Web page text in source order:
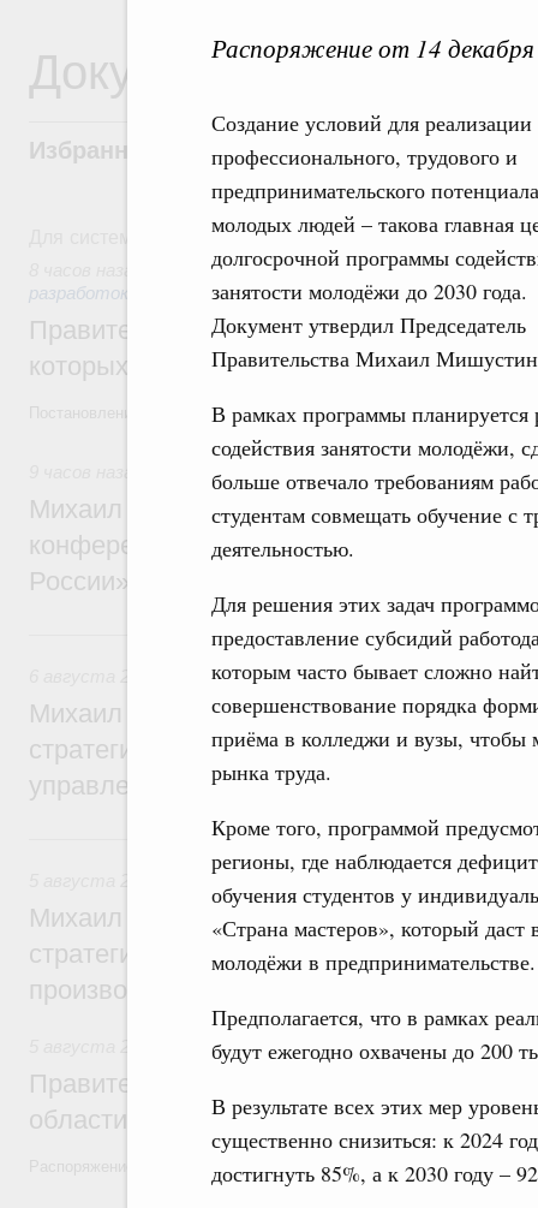
Распоряжение от 14
Создание условий для реализации
профессионального, трудового и
предпринимательского потенциала
молодых людей – такова главная
долгосрочной программы
занятости молодёжи до 2030 года.
Документ утвердил Председатель
Правительства Михаил
В рамках программы планируется
содействия занятости молодёжи,
больше отвечало требованиям
студентам совмещать обучение с
деятельностью.
Для решения этих задач
предоставление субсидий
которым часто бывает сложно
совершенствование порядка
приёма в колледжи и вузы, чтобы
рынка труда.
Кроме того, программой
регионы, где наблюдается
обучения студентов у
«Страна мастеров», который
молодёжи в предпринимательстве.
Предполагается, что в рамках
будут ежегодно охвачены до 200
В результате всех этих мер
существенно снизиться: к 2024
достигнуть 85%, а к 2030 году –
Документы
Избранные документы со справками к
Для системного поиска перейдите в раздел "Поиск по
Государственная политика в сфере
разработок
Правительство расширило перечень
которых освобождаются от НДФЛ
Постановление от 5 августа 2026 года №978
Отрасль информационных технологий
Михаил Мишустин дал поручения по
конференции «Цифровая индустрия
России»
6 августа, четверг
Технологическое развитие. Инновации
Михаил Мишустин дал поручения по
стратегической сессии о
управления научно-технологическим
5 августа, среда
Вопросы производительности труда и
Михаил Мишустин дал поручения по
стратегической сессии, посвящённой
производительности труда
Национальный проект «Экологическое
Правительство увеличило объём
области в рамках федерального
Распоряжение от 3 августа 2026 года №2067-р